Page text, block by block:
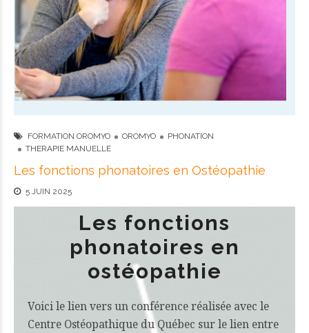
FORMATION OROMYO OROMYO
PHONATION
THERAPIE MANUELLE
Les fonctions phonatoires en Ostéopathie
5 JUIN 2025
Les fonctions
phonatoires en
ostéopathie
Voici le lien vers un conférence réalisée avec le
Centre Ostéopathique du Québec sur le lien entre